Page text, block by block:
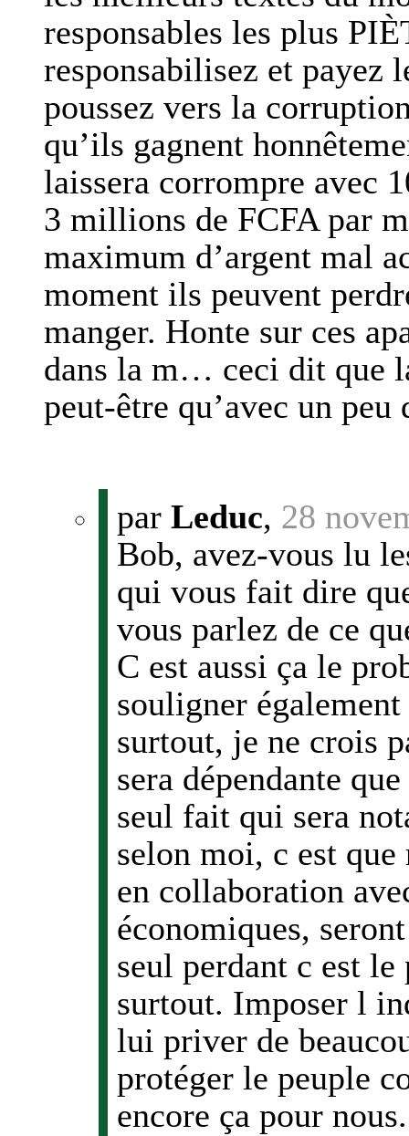
responsables les plus
responsabilisez et payez
poussez vers la
qu’ils gagnent
laissera corrompre avec
3 millions de FCFA par
maximum d’argent mal
moment ils peuvent
manger. Honte sur ces
dans la m… ceci dit que
peut-être qu’avec un
par Leduc, 28
Bob, avez-vous lu
qui vous fait dire
vous parlez de ce
C est aussi ça le
souligner
surtout, je ne crois
sera dépendante
seul fait qui sera
selon moi, c est
en collaboration
économiques,
seul perdant c est
surtout. Imposer l
lui priver de
protéger le peuple
encore ça pour nous.